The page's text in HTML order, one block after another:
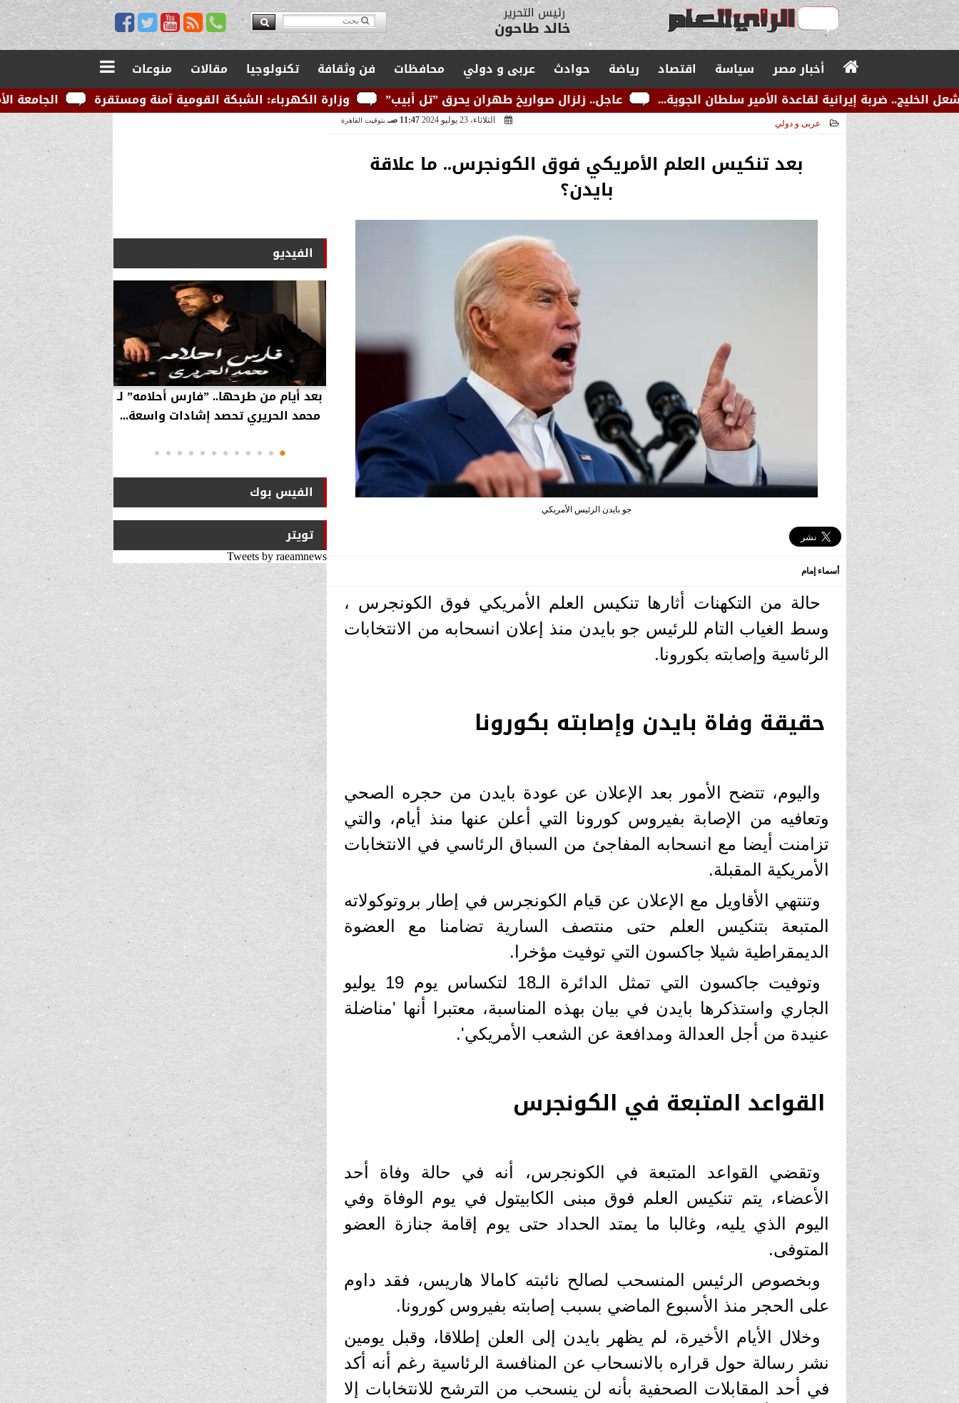
مدير التحرير
يوسف قبودان
أخبار مصر سياسة اقتصاد رياضة حوادث عربى و دولي محافظات فن وثقافة تكنولوجيا مقالات
منوعات
الجامعة الأمريكية
وزارة الكهرباء: الشبكة القومية آمنة ومستقرة عاجل.. زلزال صواريخ طهران يحرق ”تل أبيب” لقاعدة الأمير سلطان الجوية...
عربى و دولي الثلاثاء، 23 يوليو 2024 11:47 صـ بتوقيت القاهرة
بعد تنكيس العلم الأمريكي فوق الكونجرس.. ما علاقة
بايدن؟
جو بايدن الرئيس الأمريكي
أسماء إمام
حالة من التكهنات أثارها تنكيس العلم الأمريكي فوق الكونجرس ،
وسط الغياب التام للرئيس جو بايدن منذ إعلان انسحابه من الانتخابات
الرئاسية وإصابته بكورونا.
حقيقة وفاة بايدن وإصابته بكورونا
واليوم، تتضح الأمور بعد الإعلان عن عودة بايدن من حجره الصحي
وتعافيه من الإصابة بفيروس كورونا التي أعلن عنها منذ أيام، والتي
تزامنت أيضا مع انسحابه المفاجئ من السباق الرئاسي في الانتخابات
الأمريكية المقبلة.
وتنتهي الأقاويل مع الإعلان عن قيام الكونجرس في إطار بروتوكولاته
المتبعة بتنكيس العلم حتى منتصف السارية تضامنا مع العضوة
الديمقراطية شيلا جاكسون التي توفيت مؤخرا.
وتوفيت جاكسون التي تمثل الدائرة الـ18 لتكساس يوم 19 يوليو
الجاري واستذكرها بايدن في بيان بهذه المناسبة، معتبرا أنها 'مناضلة
عنيدة من أجل العدالة ومدافعة عن الشعب الأمريكي'.
القواعد المتبعة في الكونجرس
وتقضي القواعد المتبعة في الكونجرس، أنه في حالة وفاة أحد
الأعضاء، يتم تنكيس العلم فوق مبنى الكابيتول في يوم الوفاة وفي
اليوم الذي يليه، وغالبا ما يمتد الحداد حتى يوم إقامة جنازة العضو
المتوفى.
وبخصوص الرئيس المنسحب لصالح نائبته كامالا هاريس، فقد داوم
على الحجر منذ الأسبوع الماضي بسبب إصابته بفيروس كورونا.
وخلال الأيام الأخيرة، لم يظهر بايدن إلى العلن إطلاقا، وقبل يومين
نشر رسالة حول قراره بالانسحاب عن المنافسة الرئاسية رغم أنه أكد
في أحد المقابلات الصحفية بأنه لن ينسحب من الترشح للانتخابات إلا
الفيديو
انتهاكات الدوحة.. تقرير يفضح تجاوزات
تميم ضد ابن عمه طلال آل ثاني
بعد أيام من طرحها.. ”فارس أحلامه” لـ
محمد الحريري تحصد إشادات واسعة...
بالفيديو…
استراتيجية
انتقلت
الفيس بوك
تويتر
Tweets by raeamnews